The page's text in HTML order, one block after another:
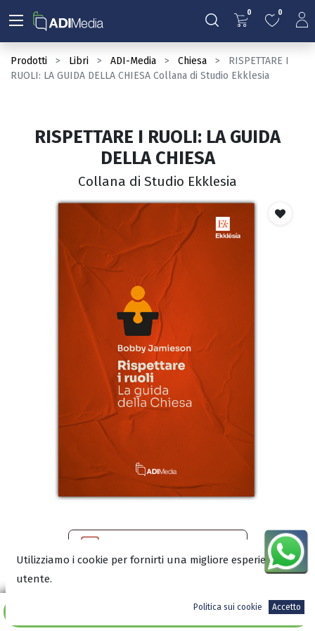
0 0
Prodotti Libri ADI-Media Chiesa
RISPETTARE I
RUOLI: LA GUIDA DELLA CHIESA Collana di Studio Ekklesia
Aggiungi al carrello
RISPETTARE I RUOLI: LA GUIDA
DELLA CHIESA
Collana di Studio Ekklesia
Utilizziamo i cookie per fornirti una migliore esperienza
utente.
Politica sui cookie Accetto